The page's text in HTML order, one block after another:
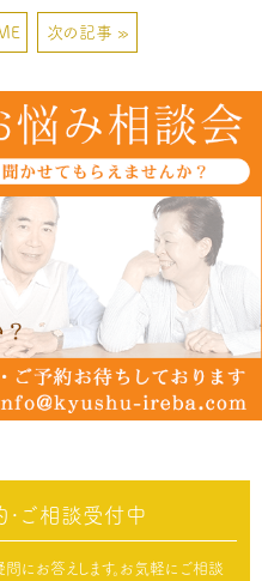
次の記事 »
･ご相談受付中
にお答えします。お気軽にご相談